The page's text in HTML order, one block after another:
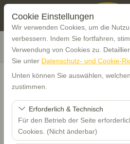
Cookie Einstellungen
Wir verwenden Cookies, um die
verbessern. Indem Sie fortfahren,
Verwendung von Cookies zu.
Sie unter Datenschutz- und Cookie-
Unten können Sie auswählen,
zustimmen.
Erforderlich & Technisch
Für den Betrieb der Seite
Cookies. (Nicht änderbar)
Abholstation
Trabzon